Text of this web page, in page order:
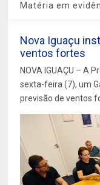
Matéria em
Nova Iguaçu
ventos fortes
NOVA IGUAÇU – A
sexta-feira (7), um
previsão de ventos